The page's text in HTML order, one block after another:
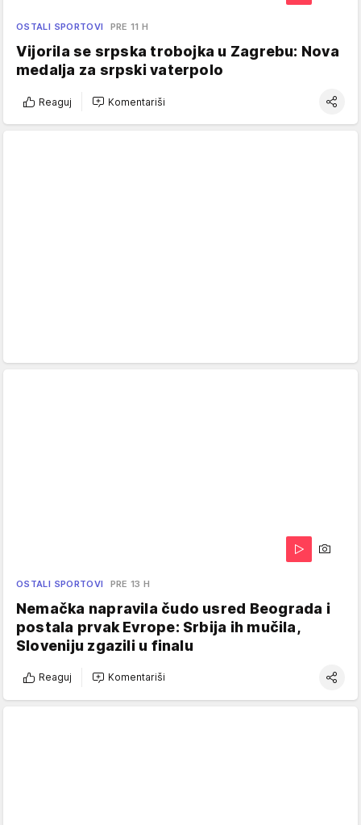
OSTALI SPORTOVI PRE 11 H
Vijorila se srpska trobojka u Zagrebu: Nova
medalja za srpski vaterpolo
Reaguj Komentariši
OSTALI SPORTOVI PRE 13 H
Nemačka napravila čudo usred Beograda i
postala prvak Evrope: Srbija ih mučila,
Sloveniju zgazili u finalu
Reaguj Komentariši